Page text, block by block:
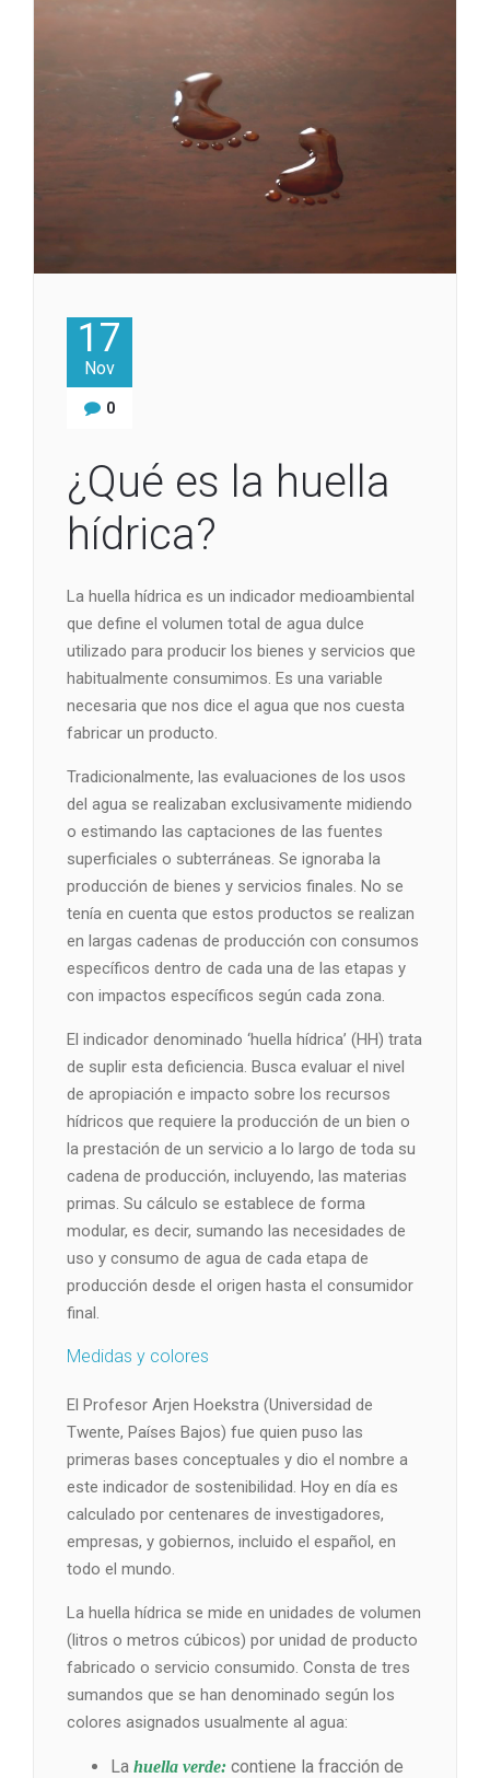
17
Nov
0
¿Qué es la huella
hídrica?
La huella hídrica es un indicador medioambiental
que define el volumen total de agua dulce
utilizado para producir los bienes y servicios que
habitualmente consumimos. Es una variable
necesaria que nos dice el agua que nos cuesta
fabricar un producto.
Tradicionalmente, las evaluaciones de los usos
del agua se realizaban exclusivamente midiendo
o estimando las captaciones de las fuentes
superficiales o subterráneas. Se ignoraba la
producción de bienes y servicios finales. No se
tenía en cuenta que estos productos se realizan
en largas cadenas de producción con consumos
específicos dentro de cada una de las etapas y
con impactos específicos según cada zona.
El indicador denominado ‘huella hídrica’ (HH) trata
de suplir esta deficiencia. Busca evaluar el nivel
de apropiación e impacto sobre los recursos
hídricos que requiere la producción de un bien o
la prestación de un servicio a lo largo de toda su
cadena de producción, incluyendo, las materias
primas. Su cálculo se establece de forma
modular, es decir, sumando las necesidades de
uso y consumo de agua de cada etapa de
producción desde el origen hasta el consumidor
final.
Medidas y colores
El Profesor Arjen Hoekstra (Universidad de
Twente, Países Bajos) fue quien puso las
primeras bases conceptuales y dio el nombre a
este indicador de sostenibilidad. Hoy en día es
calculado por centenares de investigadores,
empresas, y gobiernos, incluido el español, en
todo el mundo.
La huella hídrica se mide en unidades de volumen
(litros o metros cúbicos) por unidad de producto
fabricado o servicio consumido. Consta de tres
sumandos que se han denominado según los
colores asignados usualmente al agua:
La huella verde: contiene la fracción de